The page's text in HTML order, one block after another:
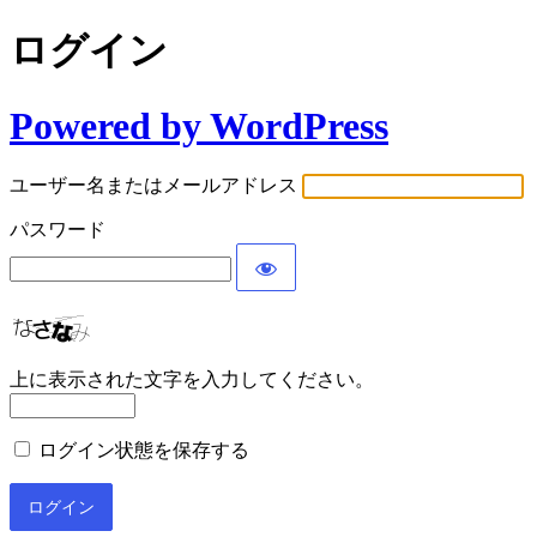
ログイン
Powered by WordPress
ユーザー名またはメールアドレス
パスワード
上に表示された文字を入力してください。
ログイン状態を保存する